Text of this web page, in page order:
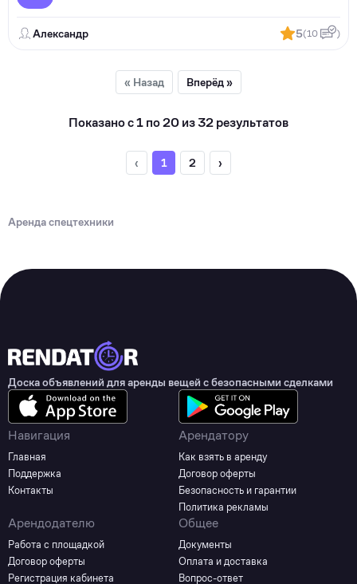
Александр 5(10 )
« Назад Вперёд »
Показано с1по20из32результатов
‹ 1 2 ›
Аренда спецтехники
Доска объявлений для аренды вещей с безопасными сделками
Навигация
Главная
Поддержка
Контакты
Арендатору
Как взять в аренду
Договор оферты
Безопасность и гарантии
Политика рекламы
Арендодателю
Работа с площадкой
Договор оферты
Регистрация кабинета
Общее
Документы
Оплата и доставка
Вопрос-ответ